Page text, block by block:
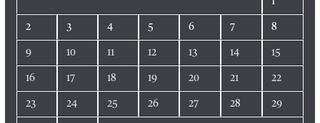
2 3 4 5 6 7 8
9 10 11 12 13 14 15
16 17 18 19 20 21 22
23 24 25 26 27 28 29